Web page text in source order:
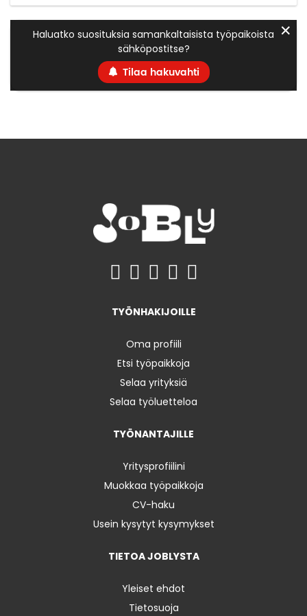
Haluatko suosituksia samankaltaisista työpaikoista
sähköpostitse?
Tilaa hakuvahti
✕
TYÖNHAKIJOILLE
Oma profiili
Etsi työpaikkoja
Selaa yrityksiä
Selaa työluetteloa
TYÖNANTAJILLE
Yritysprofiilini
Muokkaa työpaikkoja
CV-haku
Usein kysytyt kysymykset
TIETOA JOBLYSTA
Yleiset ehdot
Tietosuoja